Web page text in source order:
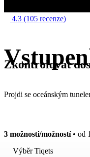
4.3 (105 recenze)
Projdi se oceánským
Zkontrolovat
3 možnosti/možností• od
Výběr Tiqets